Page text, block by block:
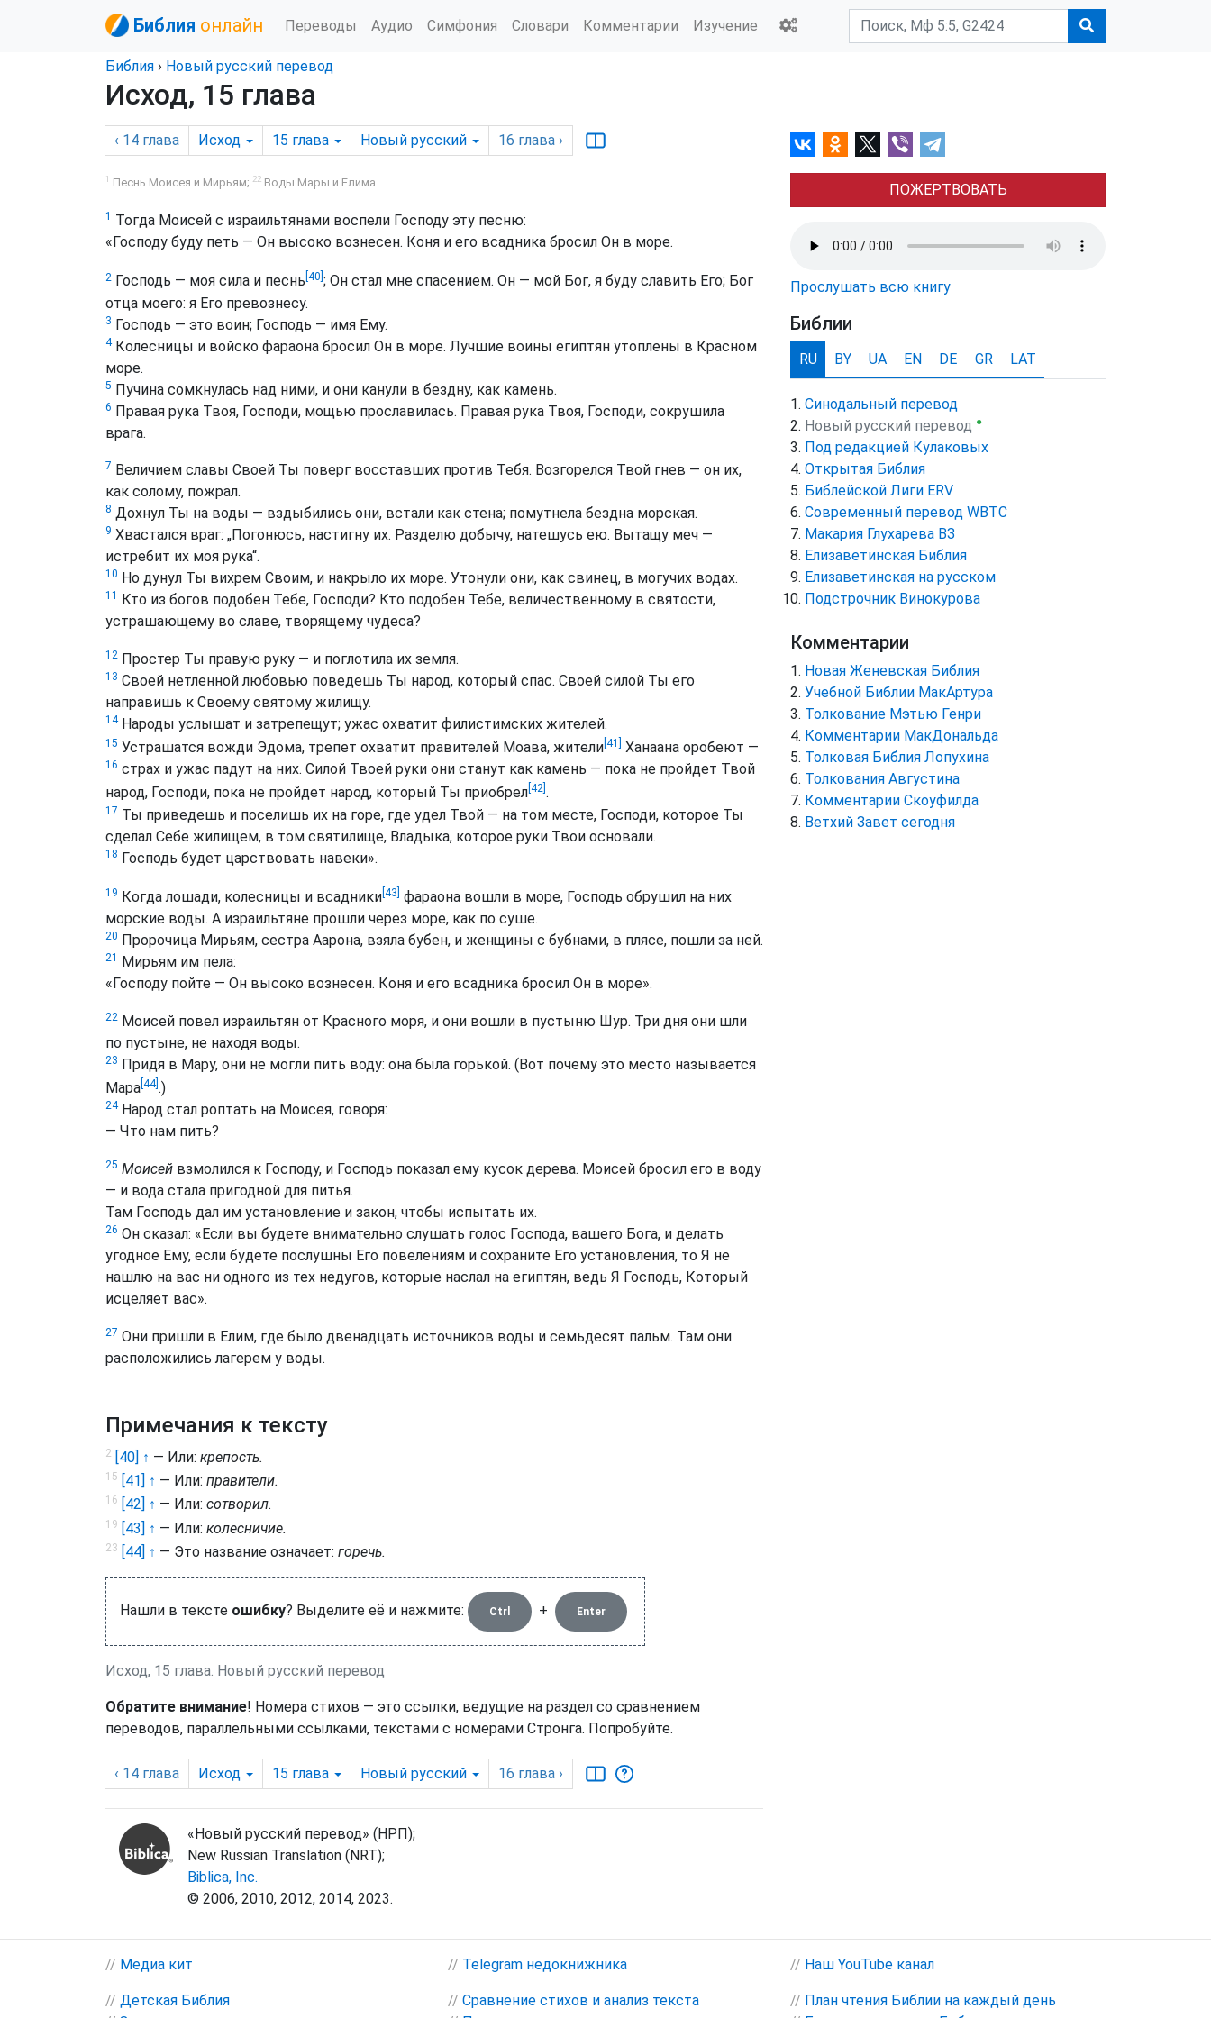
Библия онлайн Переводы Аудио Симфония Словари Комментарии Изучение
Библия › Новый русский перевод
Исход, 15 глава
‹ 14 глава Исход 15 глава Новый русский 16 глава ›
1 Песнь Моисея и Мирьям; 22 Воды Мары и Елима.
1 Тогда Моисей с израильтянами воспели Господу эту песню:
«Господу буду петь — Он высоко вознесен. Коня и его всадника бросил Он в море.
2 Господь — моя сила и песнь [40] ; Он стал мне спасением. Он — мой Бог, я буду славить Его; Бог
отца моего: я Его превознесу.
3 Господь — это воин; Господь — имя Ему.
4Колесницы и войско фараона бросил Он в море. Лучшие воины египтян утоплены в Красном
море.
5 Пучина сомкнулась над ними, и они канули в бездну, как камень.
6 Правая рука Твоя, Господи, мощью прославилась. Правая рука Твоя, Господи, сокрушила
врага.
7 Величием славы Своей Ты поверг восставших против Тебя. Возгорелся Твой гнев — он их,
как солому, пожрал.
8 Дохнул Ты на воды — вздыбились они, встали как стена; помутнела бездна морская.
9 Хвастался враг: „Погонюсь, настигну их. Разделю добычу, натешусь ею. Вытащу меч —
истребит их моя рука“.
10 Но дунул Ты вихрем Своим, и накрыло их море. Утонули они, как свинец, в могучих водах.
11
Кто из богов подобен Тебе, Господи? Кто подобен Тебе, величественному в святости,
устрашающему во славе, творящему чудеса?
12 Простер Ты правую руку — и поглотила их земля.
13 Своей нетленной любовью поведешь Ты народ, который спас. Своей силой Ты его
направишь к Своему святому жилищу.
14Народы услышат и затрепещут; ужас охватит филистимских жителей.
15 Устрашатся вожди Эдома, трепет охватит правителей Моава, жители [41] Ханаана оробеют —
16 страх и ужас падут на них. Силой Твоей руки они станут как камень — пока не пройдет Твой
народ, Господи, пока не пройдет народ, который Ты приобрел [42] .
17 Ты приведешь и поселишь их на горе, где удел Твой — на том месте, Господи, которое Ты
сделал Себе жилищем, в том святилище, Владыка, которое руки Твои основали.
18 Господь будет царствовать навеки».
19 Когда лошади, колесницы и всадники [43] фараона вошли в море, Господь обрушил на них
морские воды. А израильтяне прошли через море, как по суше.
20 Пророчица Мирьям, сестра Аарона, взяла бубен, и женщины с бубнами, в плясе, пошли за ней.
21
Мирьям им пела:
«Господу пойте — Он высоко вознесен. Коня и его всадника бросил Он в море».
22 Моисей повел израильтян от Красного моря, и они вошли в пустыню Шур. Три дня они шли
по пустыне, не находя воды.
23 Придя в Мару, они не могли пить воду: она была горькой. (Вот почему это место называется
Мара [44].)
24Народ стал роптать на Моисея, говоря:
— Что нам пить?
25 Моисей взмолился к Господу, и Господь показал ему кусок дерева. Моисей бросил его в воду
— и вода стала пригодной для питья.
Там Господь дал им установление и закон, чтобы испытать их.
26 Он сказал: «Если вы будете внимательно слушать голос Господа, вашего Бога, и делать
угодное Ему, если будете послушны Его повелениям и сохраните Его установления, то Я не
нашлю на вас ни одного из тех недугов, которые наслал на египтян, ведь Я Господь, Который
исцеляет вас».
27 Они пришли в Елим, где было двенадцать источников воды и семьдесят пальм. Там они
расположились лагерем у воды.
Примечания к тексту
2 [40] ↑ — Или: крепость.
15 [41] ↑ — Или: правители.
16 [42] ↑ — Или: сотворил.
19 [43] ↑ — Или: колесничие.
23 [44] ↑ — Это название означает: горечь.
Нашли в тексте ошибку? Выделите её и нажмите: Ctrl + Enter
Исход, 15 глава. Новый русский перевод
Обратите внимание! Номера стихов — это ссылки, ведущие на раздел со сравнением
переводов, параллельными ссылками, текстами с номерами Стронга. Попробуйте.
‹ 14 глава Исход 15 глава Новый русский 16 глава ›
«Новый русский перевод» (НРП);
New Russian Translation (NRT);
Biblica, Inc.
© 2006, 2010, 2012, 2014, 2023.
ПОЖЕРТВОВАТЬ
Прослушать всю книгу
Библии
RU BY UA EN DE GR LAT
Синодальный перевод
Новый русский перевод ●
Под редакцией Кулаковых
Открытая Библия
Библейской Лиги ERV
Cовременный перевод WBTC
Макария Глухарева ВЗ
Елизаветинская Библия
Елизаветинская на русском
Подстрочник Винокурова
Комментарии
Новая Женевская Библия
Учебной Библии МакАртура
Толкование Мэтью Генри
Комментарии МакДональда
Толковая Библия Лопухина
Толкования Августина
Комментарии Скоуфилда
Ветхий Завет сегодня
// Медиа кит // Telegram недокнижника // Наш YouTube канал
// Детская Библия
// Сравнение стихов и анализ текста
// План чтения Библии на каждый день